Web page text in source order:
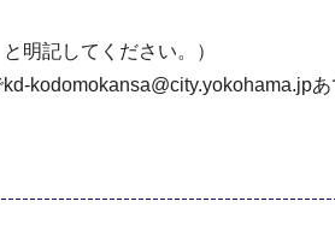
明記してください。）
kodomokansa@city.yokohama.jp